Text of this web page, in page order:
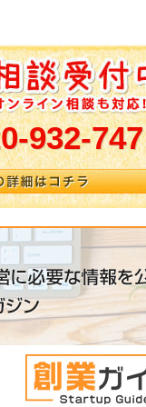
932-747